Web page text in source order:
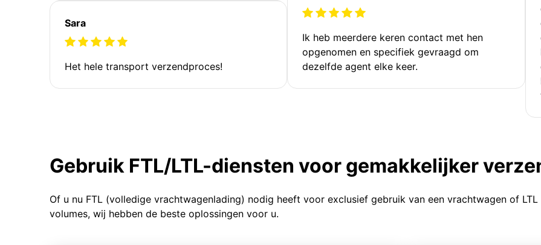
Sara
Het hele transport verzendproces!
Ik heb meerdere keren contact met hen
opgenomen en specifiek gevraagd om
dezelfde agent elke keer.
Gebruik FTL/LTL-diensten voor gemakkelijker
Of u nu FTL (volledige vrachtwagenlading) nodig heeft voor exclusief gebruik van een vrachtwagen of
volumes, wij hebben de beste oplossingen voor u.